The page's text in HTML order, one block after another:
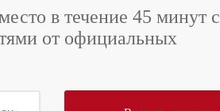
в течение 45 минут с
от официальных